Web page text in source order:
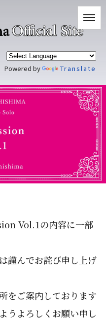
Powered by Translate
Vol.1の内容に一部
謹んでお詫び申し上げ
をご案内しております
うよろしくお願い申し